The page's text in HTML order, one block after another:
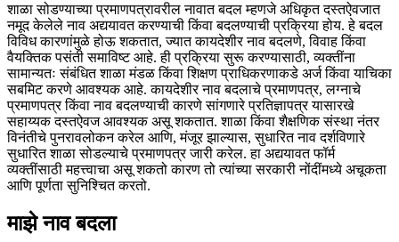
शाळा सोडण्याच्या प्रमाणपत्रावरील नावात बदल म्हणजे अधिकृत दस्तऐवजात
नमूद केलेले नाव अद्ययावत करण्याची किंवा बदलण्याची प्रक्रिया होय. हे बदल
विविध कारणांमुळे होऊ शकतात, ज्यात कायदेशीर नाव बदलणे, विवाह किंवा
वैयक्तिक पसंती समाविष्ट आहे. ही प्रक्रिया सुरू करण्यासाठी, व्यक्तींना
सामान्यतः संबंधित शाळा मंडळ किंवा शिक्षण प्राधिकरणाकडे अर्ज किंवा याचिका
सबमिट करणे आवश्यक आहे. कायदेशीर नाव बदलाचे प्रमाणपत्र, लग्नाचे
प्रमाणपत्र किंवा नाव बदलण्याची कारणे सांगणारे प्रतिज्ञापत्र यासारखे
सहाय्यक दस्तऐवज आवश्यक असू शकतात. शाळा किंवा शैक्षणिक संस्था नंतर
विनंतीचे पुनरावलोकन करेल आणि, मंजूर झाल्यास, सुधारित नाव दर्शविणारे
सुधारित शाळा सोडल्याचे प्रमाणपत्र जारी करेल. हा अद्ययावत फॉर्म
व्यक्तींसाठी महत्त्वाचा असू शकतो कारण तो त्यांच्या सरकारी नोंदींमध्ये अचूकता
आणि पूर्णता सुनिश्चित करतो.
माझे नाव बदला